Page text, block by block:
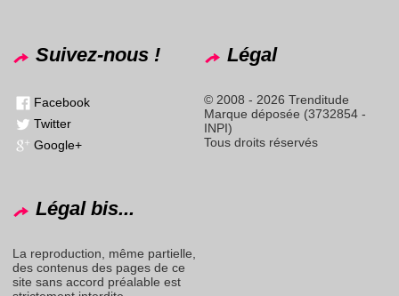
Suivez-nous !
Facebook
Twitter
Google+
Légal
© 2008 - 2026 Trenditude
Marque déposée (3732854 -
INPI)
Tous droits réservés
Légal bis...
La reproduction, même partielle,
des contenus des pages de ce
site sans accord préalable est